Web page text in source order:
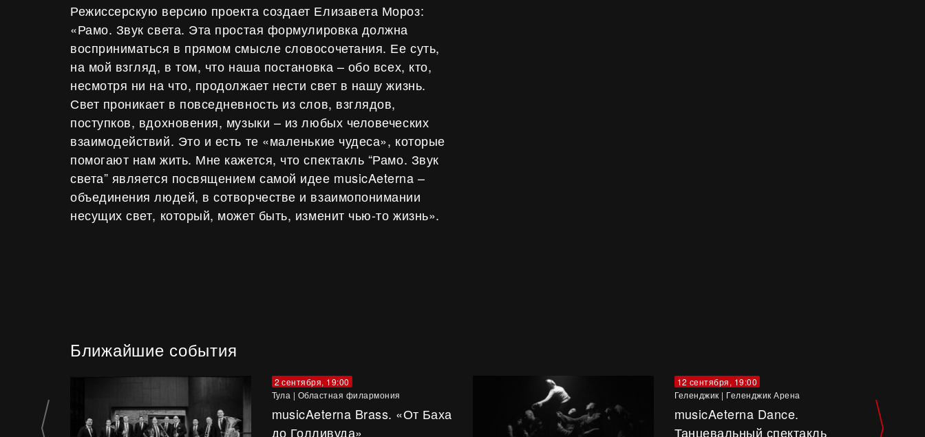
Режиссерскую версию проекта создает Елизавета Мороз:
«Рамо. Звук света. Эта простая формулировка должна
восприниматься в прямом смысле словосочетания. Ее суть,
на мой взгляд, в том, что наша постановка – обо всех, кто,
несмотря ни на что, продолжает нести свет в нашу жизнь.
Свет проникает в повседневность из слов, взглядов,
поступков, вдохновения, музыки – из любых человеческих
взаимодействий. Это и есть те «маленькие чудеса», которые
помогают нам жить. Мне кажется, что спектакль “Рамо. Звук
света” является посвящением самой идее musicAeterna –
объединения людей, в сотворчестве и взаимопонимании
несущих свет, который, может быть, изменит чью-то жизнь».
Ближайшие события
musicAeterna Brass. «От Баха
до Голливуда»
2 сентября, 19:00
Тула | Областная филармония
musicAeterna Dance.
Танцевальный спектакль
12 сентября, 19:00
Геленджик | Геленджик Арена